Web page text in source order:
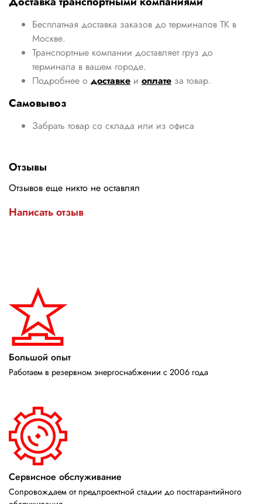
Бесплатная доставка заказов до терминалов ТК в
Москве.
Транспортные компании доставляет груз до
терминала в вашем городе.
Подробнее о доставке и оплате за товар.
Самовывоз
Забрать товар со склада или из офиса
Отзывы
Отзывов еще никто не оставлял
Написать отзыв
Большой опыт
Работаем в резервном энергоснабжении с 2006 года
Сервисное обслуживание
Сопровождаем от предпроектной стадии до постгарантийного